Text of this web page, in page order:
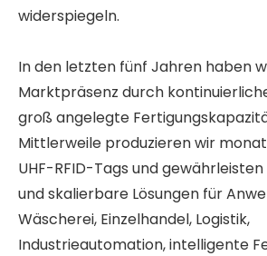
widerspiegeln.
In den letzten fünf Jahren haben
Marktpräsenz durch
groß angelegte
Mittlerweile produzieren wir
UHF-RFID-Tags und
und skalierbare Lösungen für
Wäscherei, Einzelhandel, Logistik,
Industrieautomation, intelligente